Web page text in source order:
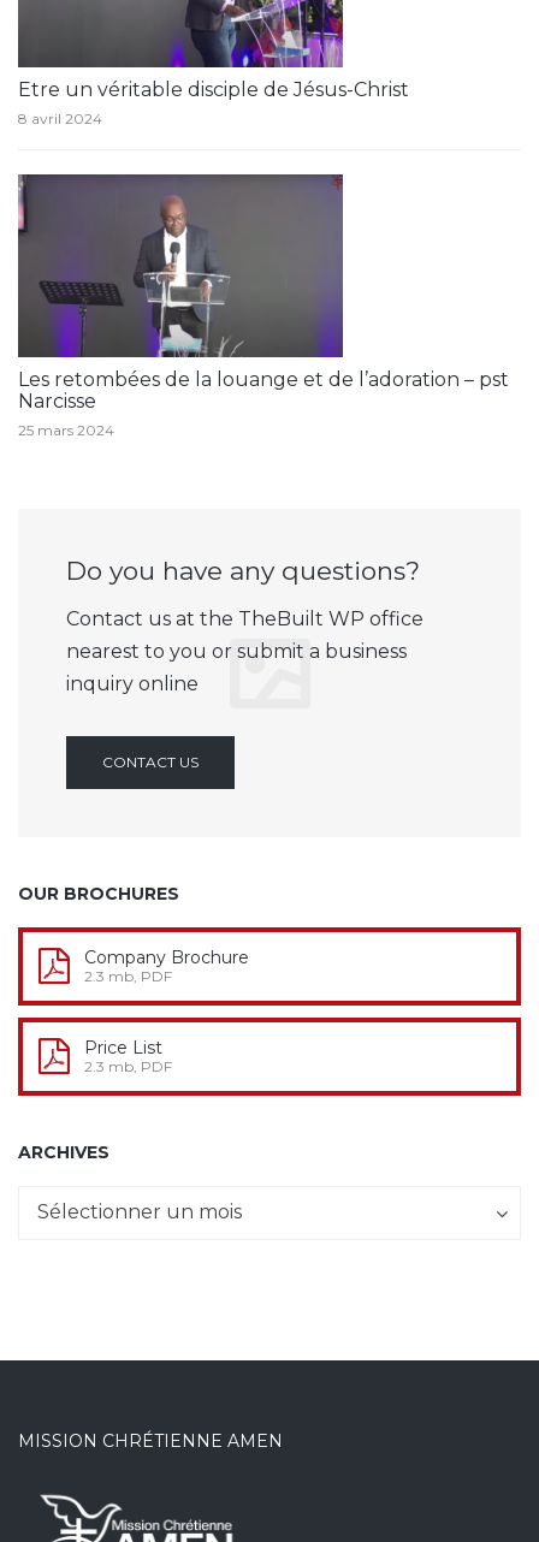
Etre un véritable disciple de Jésus-Christ
8 avril 2024
Les retombées de la louange et de l’adoration – pst
Narcisse
25 mars 2024
Do you have any questions?
Contact us at the TheBuilt WP office
nearest to you or submit a business
inquiry online
CONTACT US
OUR BROCHURES
Company Brochure
2.3 mb, PDF
Price List
2.3 mb, PDF
ARCHIVES
Sélectionner un mois
Archives
MISSION CHRÉTIENNE AMEN